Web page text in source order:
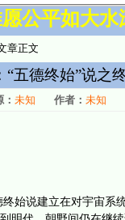
公平如大
章正文
“五德终始”说
未知 作者： 未知
始说建立在对宇宙系